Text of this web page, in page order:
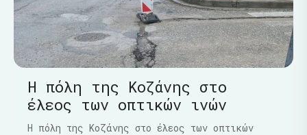
Η πόλη της Κοζάνης στο
έλεος των οπτικών ινών
Η πόλη της Κοζάνης στο έλεος των οπτικών